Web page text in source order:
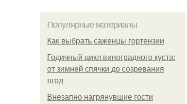
Популярные материалы
Как выбрать саженцы гортензии
Годичный цикл виноградного куста:
от зимней спячки до созревания
ягод
Внезапно нагрянувшие гости